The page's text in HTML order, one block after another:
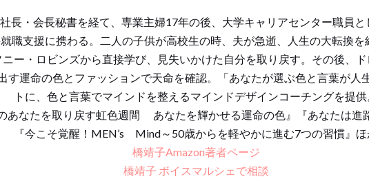
長・会長秘書を経て、専業主婦17年の後、大学キャリアセンター職員
職支援に携わる。二人の子供が高校生の時、夫が急逝、人生の大転換を
ー・ロビンズから直接学び、見失いかけた自分を取り戻す。その後、
す運命の色とファッションで天命を確認。「あなたが選ぶ色と言葉が人
トに、色と言葉でマインドを整えるマインドデザインコーチングを提供
あなたを取り戻す虹色週間 あなたを輝かせる運命の色』『あなたは進
『今こそ覚醒！MEN’s Mind～50歳からを軽やかに進む7つの習慣』
橋靖子Amazon著者ページ
橋靖子 ボイスマルシェで相談